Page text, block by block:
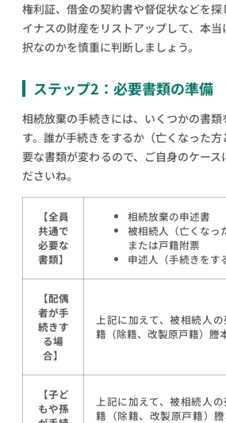
権利証、借金の契約書や督促状などを
イナスの財産をリストアップして、本
択なのかを慎重に判断しましょう。
ステップ2：必要書類の準備
相続放棄の手続きには、いくつかの書
す。誰が手続きをするか（亡くなった
要な書類が変わるので、ご自身のケース
ださいね。
【全員
共通で
必要な
書類】
相続放棄の申述書
被相続人（亡くなっ
または戸籍附票
申述人（手続きをす
【配偶
者が手
続きす
る場
合】
上記に加えて、被相続人
籍（除籍、改製原戸籍）謄
【子ど
もや孫
上記に加えて、被相続人
籍（除籍、改製原戸籍）